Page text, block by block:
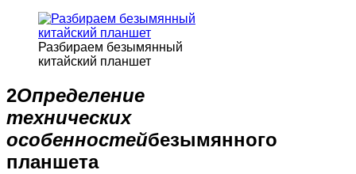
Разбираем безымянный
китайский планшет
2Определение
технических
особенностейбезымянного
планшета